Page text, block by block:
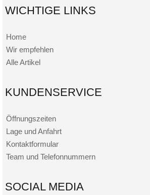
WICHTIGE LINKS
Home
Wir empfehlen
Alle Artikel
KUNDENSERVICE
Öffnungszeiten
Lage und Anfahrt
Kontaktformular
Team und Telefonnummern
SOCIAL MEDIA